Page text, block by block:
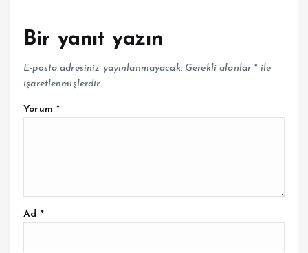
Bir yanıt yazın
E-posta adresiniz yayınlanmayacak. Gerekli alanlar *ile
işaretlenmişlerdir
Yorum *
Ad *